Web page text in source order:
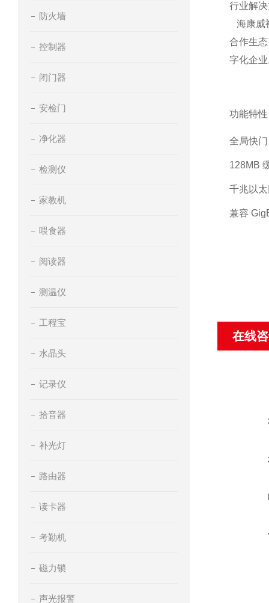
防火墙
控制器
闭门器
安检门
净化器
检测仪
家教机
喂食器
阅读器
测温仪
工程宝
水晶头
记录仪
拾音器
补光灯
路由器
读卡器
考勤机
磁力锁
声光报警
行业解
海康威
合作生
字化企
功能特性
全局快门
128MB
千兆以
兼容
在线